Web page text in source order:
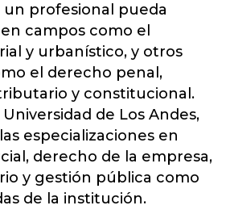
profesional pueda
campos como el
y urbanístico, y otros
el derecho penal,
y constitucional.
de Los Andes,
especializaciones en
derecho de la empresa,
y gestión pública como
de la institución.